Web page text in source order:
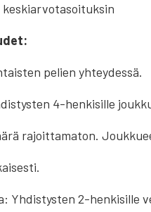
pelien yhteydessä.
4-henkisille
rajoittamaton.
Yhdistysten 2-henkisille